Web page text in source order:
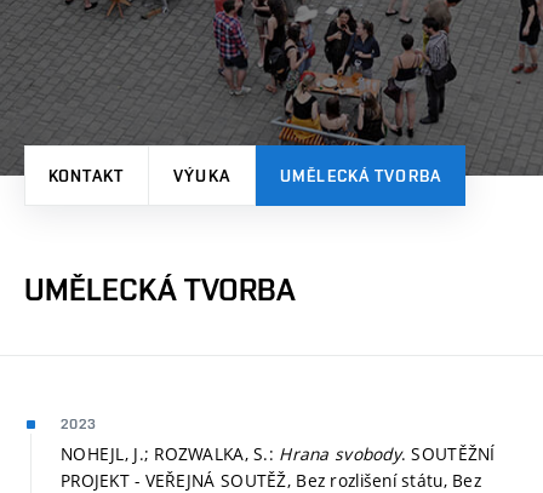
KONTAKT VÝUKA UMĚLECKÁ TVORBA
UMĚLECKÁ TVORBA
2023
NOHEJL, J.; ROZWALKA, S.: Hrana svobody. SOUTĚŽNÍ
PROJEKT - VEŘEJNÁ SOUTĚŽ, Bez rozlišení státu, Bez